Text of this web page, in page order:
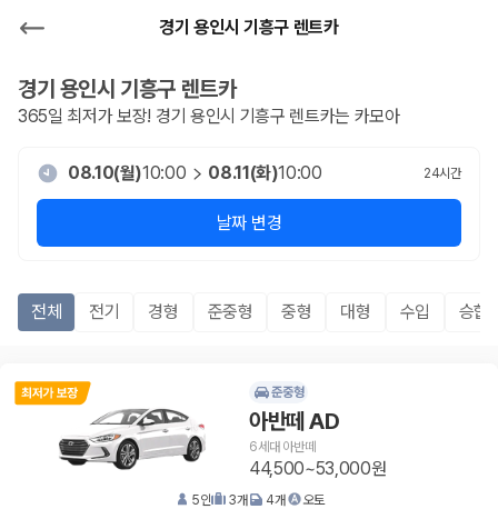
경기 용인시 기흥구 렌트카
경기 용인시 기흥구 렌트카
365일 최저가 보장! 경기 용인시 기흥구 렌트카는 카모아
08.10(월)10:00 08.11(화)10:00 24시간
날짜 변경
전체 전기 경형 준중형 중형 대형 수입 승합
준중형
아반떼 AD
6세대 아반떼
44,500~53,000원
5인 3개 4개 오토